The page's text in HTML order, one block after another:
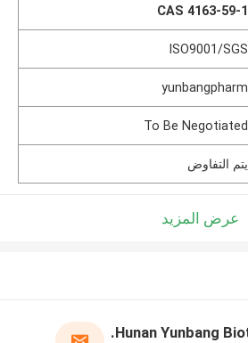
CAS 4163-59-1
ISO9001/SGS
yunbangpharm
To Be Negotiated
يتم التفاوض
عرض المزيد
Hunan Yunbang Biotech Inc.